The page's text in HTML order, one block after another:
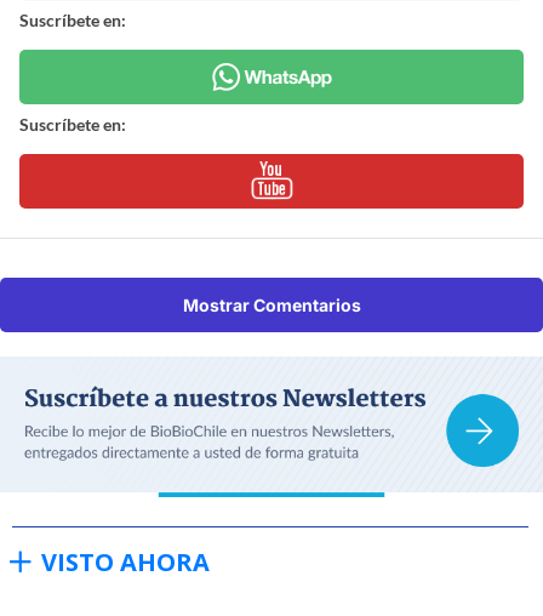
Suscríbete en:
Suscríbete en:
Mostrar Comentarios
VISTO AHORA